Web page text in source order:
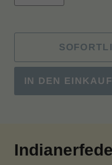
IN DEN